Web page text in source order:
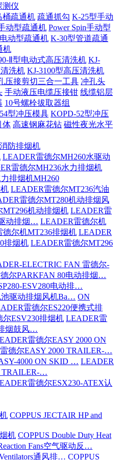
测仪
桶疏通机 疏通抓勾 K-25型手动
动型疏通机 Power Spin手动型
动型疏通机 K-30型管道疏通
机
Ⅱ型电动式高压清洗机 KJ-
洗机 KJ-3100型高压清洗机
压接剪切三合一工具 冲孔头
手动液压电缆压接钳 线缆铝层
10号螺栓拔取器组
型冲压模具 KOPD-52型冲压
体 高速钢麻花钻 磁性夜光水平
防排烟机
LEADER雷德尔MH260水驱动
雷德尔MH236水力排烟机
排烟机MH260
LEADER雷德尔MT236汽油
雷德尔MT280机动排烟风
机动排烟机 LEADER雷
动排烟… LEADER雷德尔机
德尔机MT236排烟机 LEADER
排烟机 LEADER雷德尔MT296
ELECTRIC FAN 雷德尔-
尔PARKFAN 80电动排烟…
ESV280电动排…
驱动排烟风机Ba… ON
雷德尔ES220便携式排
ESV230排烟机 LEADER雷
烟鼓风…
雷德尔EASY 2000 ON
德尔EASY 2000 TRAILER-…
4000 ON SKID … LEADER
TRAILER-…
雷德尔ESX230-ATEX认
COPPUS JECTAIR HP and
机 COPPUS Double Duty Heat
Fans空气驱动反…
通风排… COPPUS